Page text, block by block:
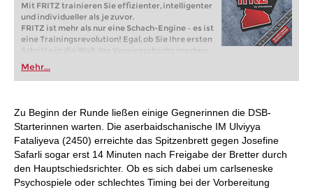
Mit FRITZ trainieren Sie effizienter, intelligenter
und individueller als je zuvor.
FRITZ ist mehr als nur eine Schach-Engine – es ist
eine Trainingsrevolution! Egal, ob Sie Ihre ersten
Schritte in die Welt des Vereinsschachs machen
oder bereits auf Turnierniveau spielen: Mit
FRITZ trainieren Sie effizienter, intelligenter und
individueller als je zuvor.
Mehr...
Zu Beginn der Runde ließen einige Gegnerinnen die DSB-
Starterinnen warten. Die aserbaidschanische IM Ulviyya
Fataliyeva (2450) erreichte das Spitzenbrett gegen Josefine
Safarli sogar erst 14 Minuten nach Freigabe der Bretter durch
den Hauptschiedsrichter. Ob es sich dabei um carlseneske
Psychospiele oder schlechtes Timing bei der Vorbereitung